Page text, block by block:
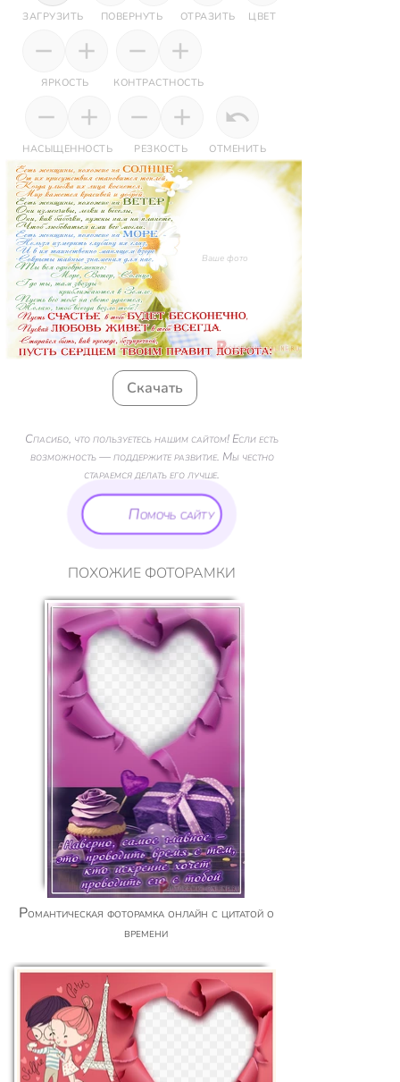
ЗАГРУЗИТЬ ПОВЕРНУТЬ ОТРАЗИТЬ ЦВЕТ
ЯРКОСТЬ КОНТРАСТНОСТЬ
НАСЫЩЕННОСТЬ РЕЗКОСТЬ ОТМЕНИТЬ
Ваше фото
Скачать
Спасибо, что пользуетесь нашим сайтом! Если есть
возможность — поддержите развитие. Мы честно
стараемся делать его лучше.
Помочь сайту
ПОХОЖИЕ ФОТОРАМКИ
Романтическая фоторамка онлайн с цитатой о
времени